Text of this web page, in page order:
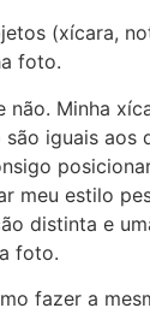
(xícara,
foto.
não. Minha
iguais aos
meu estilo
distinta e
foto.
fazer a